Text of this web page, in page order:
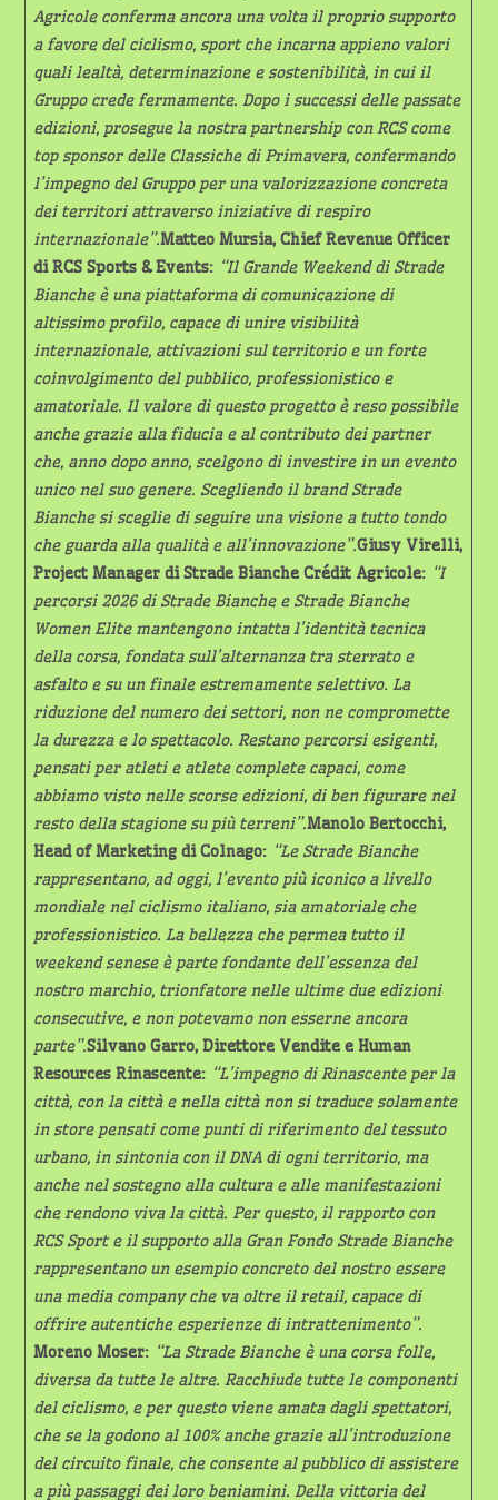
Agricole conferma ancora una volta il proprio supporto
a favore del ciclismo, sport che incarna appieno valori
quali lealtà, determinazione e sostenibilità, in cui il
Gruppo crede fermamente. Dopo i successi delle passate
edizioni, prosegue la nostra partnership con RCS come
top sponsor delle Classiche di Primavera, confermando
l’impegno del Gruppo per una valorizzazione concreta
dei territori attraverso iniziative di respiro
internazionale”.Matteo Mursia, Chief Revenue Officer
di RCS Sports & Events: “Il Grande Weekend di Strade
Bianche è una piattaforma di comunicazione di
altissimo profilo, capace di unire visibilità
internazionale, attivazioni sul territorio e un forte
coinvolgimento del pubblico, professionistico e
amatoriale. Il valore di questo progetto è reso possibile
anche grazie alla fiducia e al contributo dei partner
che, anno dopo anno, scelgono di investire in un evento
unico nel suo genere. Scegliendo il brand Strade
Bianche si sceglie di seguire una visione a tutto tondo
che guarda alla qualità e all’innovazione”.Giusy Virelli,
Project Manager di Strade Bianche Crédit Agricole: “I
percorsi 2026 di Strade Bianche e Strade Bianche
Women Elite mantengono intatta l’identità tecnica
della corsa, fondata sull’alternanza tra sterrato e
asfalto e su un finale estremamente selettivo. La
riduzione del numero dei settori, non ne compromette
la durezza e lo spettacolo. Restano percorsi esigenti,
pensati per atleti e atlete complete capaci, come
abbiamo visto nelle scorse edizioni, di ben figurare nel
resto della stagione su più terreni”.Manolo Bertocchi,
Head of Marketing di Colnago: “Le Strade Bianche
rappresentano, ad oggi, l’evento più iconico a livello
mondiale nel ciclismo italiano, sia amatoriale che
professionistico. La bellezza che permea tutto il
weekend senese è parte fondante dell’essenza del
nostro marchio, trionfatore nelle ultime due edizioni
consecutive, e non potevamo non esserne ancora
parte”.Silvano Garro, Direttore Vendite e Human
Resources Rinascente: “L’impegno di Rinascente per la
città, con la città e nella città non si traduce solamente
in store pensati come punti di riferimento del tessuto
urbano, in sintonia con il DNA di ogni territorio, ma
anche nel sostegno alla cultura e alle manifestazioni
che rendono viva la città. Per questo, il rapporto con
RCS Sport e il supporto alla Gran Fondo Strade Bianche
rappresentano un esempio concreto del nostro essere
una media company che va oltre il retail, capace di
offrire autentiche esperienze di intrattenimento”.
Moreno Moser: “La Strade Bianche è una corsa folle,
diversa da tutte le altre. Racchiude tutte le componenti
del ciclismo, e per questo viene amata dagli spettatori,
che se la godono al 100% anche grazie all’introduzione
del circuito finale, che consente al pubblico di assistere
a più passaggi dei loro beniamini. Della vittoria del